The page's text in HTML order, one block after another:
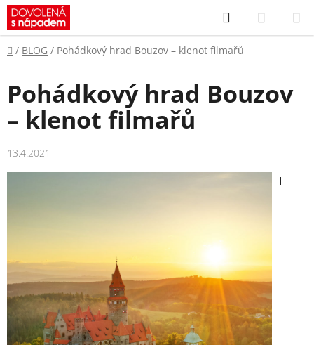
Přejít
na
obsah
Hledat
KOŠÍK
Domů
/ BLOG / Pohádkový hrad Bouzov – klenot filmařů
Pohádkový hrad Bouzov
– klenot filmařů
13.4.2021